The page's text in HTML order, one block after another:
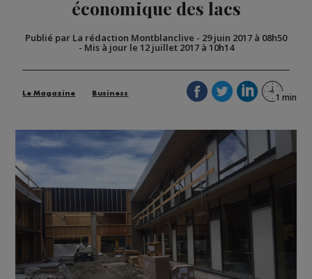
économique des lacs
Publié par La rédaction Montblanclive - 29 juin 2017 à 08h50
- Mis à jour le 12 juillet 2017 à 10h14
Le Magazine Business